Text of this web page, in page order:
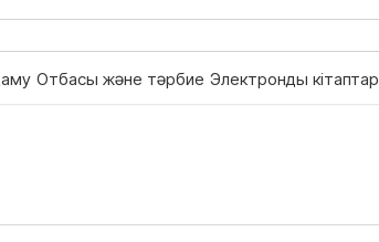
Отбасы және тәрбие Электронды кітаптар